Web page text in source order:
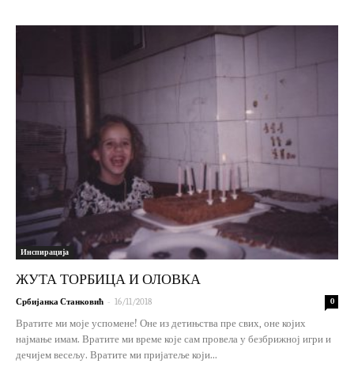
Инспирација
ЖУТА ТОРБИЦА И ОЛОВКА
Србијанка Станковић - 16/11/2018 0
Вратите ми моје успомене! Оне из детињства пре свих, оне којих
најмање имам. Вратите ми време које сам провела у безбрижној игри и
дечијем весељу. Вратите ми пријатеље који...